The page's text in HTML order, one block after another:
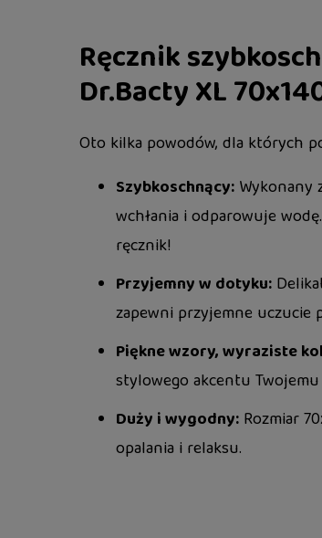
Ręcznik
Dr.Bacty XL
Oto kilka powodów, dla których
Szybkoschnący:Wykonany
wchłania i odparowuje
ręcznik!
Przyjemny w dotyku:
zapewni przyjemne uczucie
Piękne wzory, wyraziste
stylowego akcentu
Duży i wygodny:Rozmiar
opalania i relaksu.